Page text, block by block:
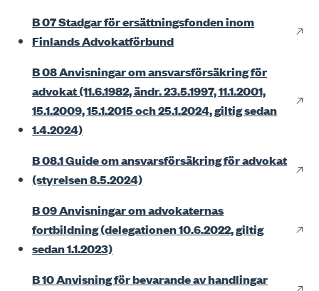
B 07 Stadgar för ersättningsfonden inom
Finlands Advokatförbund
B 08 Anvisningar om ansvarsförsäkring för
advokat (11.6.1982, ändr. 23.5.1997, 11.1.2001,
15.1.2009, 15.1.2015 och 25.1.2024, giltig sedan
1.4.2024)
B 08.1 Guide om ansvarsförsäkring för advokat
(styrelsen 8.5.2024)
B 09 Anvisningar om advokaternas
fortbildning (delegationen 10.6.2022, giltig
sedan 1.1.2023)
B 10 Anvisning för bevarande av handlingar